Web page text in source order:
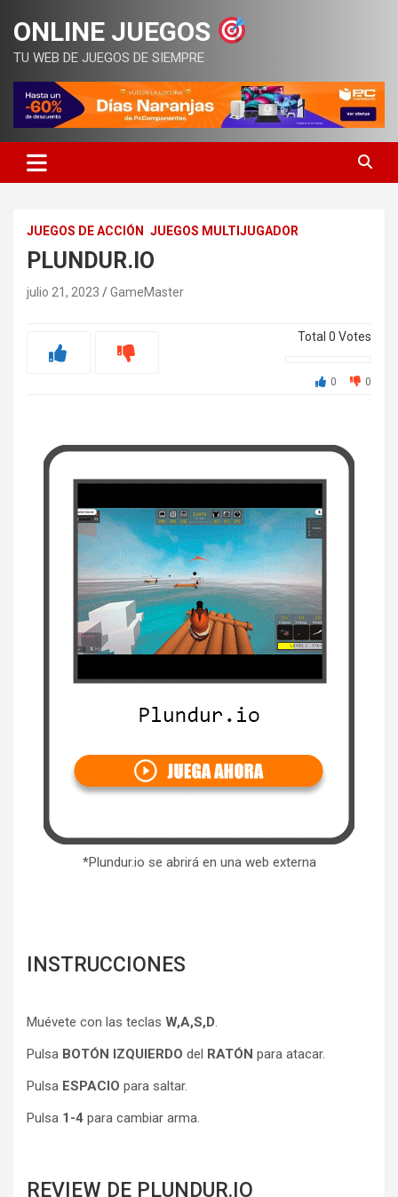
contenido
ONLINE JUEGOS
TU WEB DE JUEGOS DE SIEMPRE
JUEGOS DE ACCIÓN JUEGOS MULTIJUGADOR
PLUNDUR.IO
julio 21, 2023 GameMaster
Total 0 Votes
0
0
*Plundur.io se abrirá en una web externa
INSTRUCCIONES
Muévete con las teclas W,A,S,D.
Pulsa BOTÓN IZQUIERDO del RATÓN para atacar.
Pulsa ESPACIO para saltar.
Pulsa 1-4 para cambiar arma.
REVIEW DE PLUNDUR.IO